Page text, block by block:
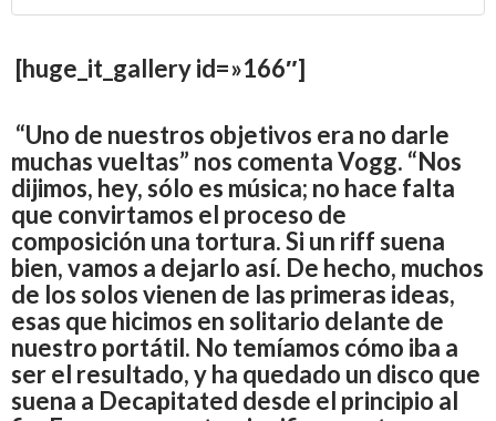
[huge_it_gallery id=»166″]
“Uno de nuestros objetivos era no darle
muchas vueltas” nos comenta Vogg. “Nos
dijimos, hey, sólo es música; no hace falta
que convirtamos el proceso de
composición una tortura. Si un riff suena
bien, vamos a dejarlo así. De hecho, muchos
de los solos vienen de las primeras ideas,
esas que hicimos en solitario delante de
nuestro portátil. No temíamos cómo iba a
ser el resultado, y ha quedado un disco que
suena a Decapitated desde el principio al